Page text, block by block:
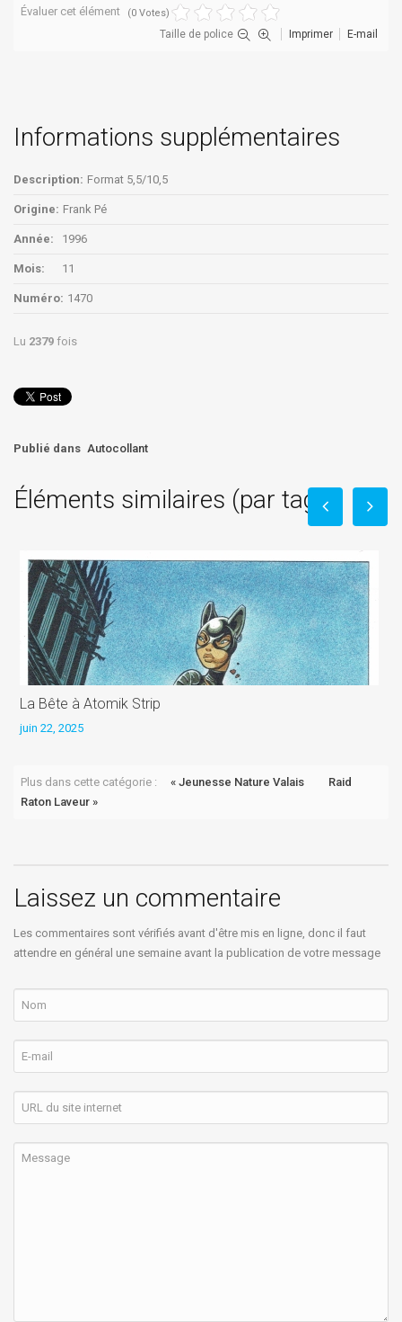
Évaluer cet élément (0 Votes)
Taille de police Imprimer E-mail
Informations supplémentaires
Description: Format 5,5/10,5
Origine: Frank Pé
Année: 1996
Mois: 11
Numéro: 1470
Lu 2379 fois
Publié dans Autocollant
Éléments similaires (par tag)
La Bête à Atomik Strip
juin 22, 2025
Plus dans cette catégorie : « Jeunesse Nature Valais
Raid
Raton Laveur »
Laissez un commentaire
Les commentaires sont vérifiés avant d'être mis en ligne, donc il faut
attendre en général une semaine avant la publication de votre message